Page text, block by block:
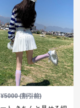
¥5000(割引前)